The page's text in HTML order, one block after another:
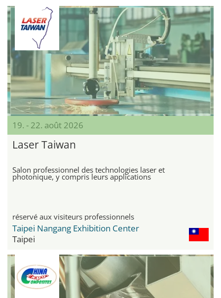
19. - 22. août 2026
Laser Taiwan
Salon professionnel des technologies laser et
photonique, y compris leurs applications
réservé aux visiteurs professionnels
Taipei Nangang Exhibition Center
Taipei